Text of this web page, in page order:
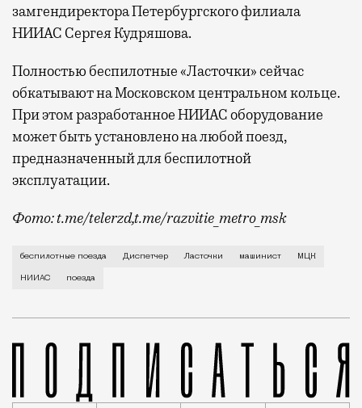
замгендиректора Петербургского филиала
НИИАС Сергея Кудряшова.
Полностью беспилотные «Ласточки» сейчас
обкатывают на Московском центральном кольце.
При этом разработанное НИИАС оборудование
может быть установлено на любой поезд,
предназначенный для беспилотной
эксплуатации.
Фото: t.me/telerzd,t.me/razvitie_metro_msk
Новые поезда работают на четвертом уровне
беспилотные поезда Диспетчер Ласточки машинист МЦК
НИИАС поезда